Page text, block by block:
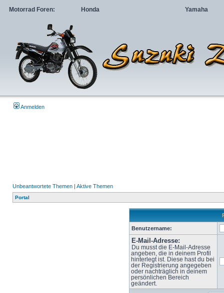
Motorrad Foren: Honda Yamaha
Anmelden
Unbeantwortete Themen | Aktive Themen
Portal
Benutzername:
E-Mail-Adresse:
Du musst die E-Mail-Adresse
angeben, die in deinem Profil
hinterlegt ist. Diese hast du bei
der Registrierung angegeben
oder nachträglich in deinem
persönlichen Bereich
geändert.